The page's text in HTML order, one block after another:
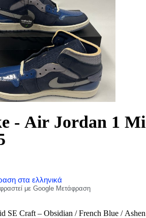
- Air Jordan 1
στα ελληνικά
με Google Μετάφραση
SE Craft – Obsidian / French Blue /